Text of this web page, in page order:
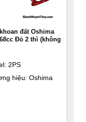
đất Oshima
Đỏ 2 thì (không
2PS
hiệu: Oshima